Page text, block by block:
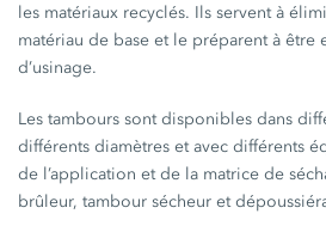
les matériaux recyclés. Ils servent à
matériau de base et le préparent à être
d’usinage.
Les tambours sont disponibles dans
différents diamètres et avec différents
de l’application et de la matrice de
brûleur, tambour sécheur et